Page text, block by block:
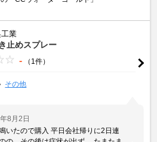
業
止めスプレー
- （1件）
その他
8月2日
いたので購入 平日会社帰りに2日連